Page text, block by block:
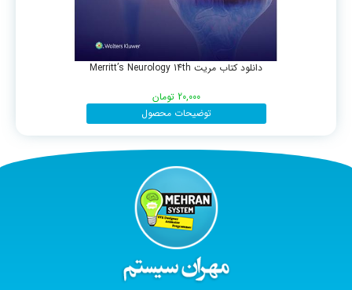
دانلود کتاب مریت Merritt’s Neurology 14th
20,000 تومان
توضیحات محصول